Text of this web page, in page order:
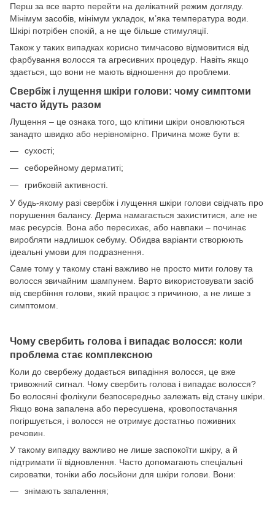
Перш за все варто перейти на делікатний режим догляду.
Мінімум засобів, мінімум укладок, м’яка температура води.
Шкірі потрібен спокій, а не ще більше стимуляції.
Також у таких випадках корисно тимчасово відмовитися від
фарбування волосся та агресивних процедур. Навіть якщо
здається, що вони не мають відношення до проблеми.
Свербіж і лущення шкіри голови: чому симптоми
часто йдуть разом
Лущення – це ознака того, що клітини шкіри оновлюються
занадто швидко або нерівномірно. Причина може бути в:
сухості;
себорейному дерматиті;
грибковій активності.
У будь-якому разі свербіж і лущення шкіри голови свідчать про
порушення балансу. Дерма намагається захиститися, але не
має ресурсів. Вона або пересихає, або навпаки – починає
виробляти надлишок себуму. Обидва варіанти створюють
ідеальні умови для подразнення.
Саме тому у такому стані важливо не просто мити голову та
волосся звичайним шампунем. Варто використовувати засіб
від свербіння голови, який працює з причиною, а не лише з
симптомом.
Чому свербить голова і випадає волосся: коли
проблема стає комплексною
Коли до свербежу додається випадіння волосся, це вже
тривожний сигнал. Чому свербить голова і випадає волосся?
Бо волосяні фолікули безпосередньо залежать від стану шкіри.
Якщо вона запалена або пересушена, кровопостачання
погіршується, і волосся не отримує достатньо поживних
речовин.
У такому випадку важливо не лише заспокоїти шкіру, а й
підтримати її відновлення. Часто допомагають спеціальні
сироватки, тоніки або лосьйони для шкіри голови. Вони:
знімають запалення;